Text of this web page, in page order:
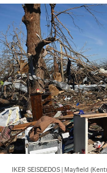
IKER SEISDEDOS Mayfield